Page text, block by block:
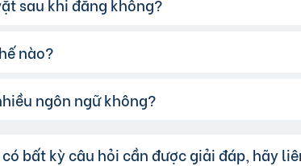
tiết, rõ ràng.
để tăng khả năng hiển thị.
sau khi đăng không?
sửa đổi tiêu đề hoặc nội dung tin rao vặt sau
nào?
đo lường thông qua lượt nhấp và truy cập
ngôn ngữ không?
nhận các tin đăng sử dụng tiếng Việt có dấu.
có bất kỳ câu hỏi cần được giải đáp, hãy